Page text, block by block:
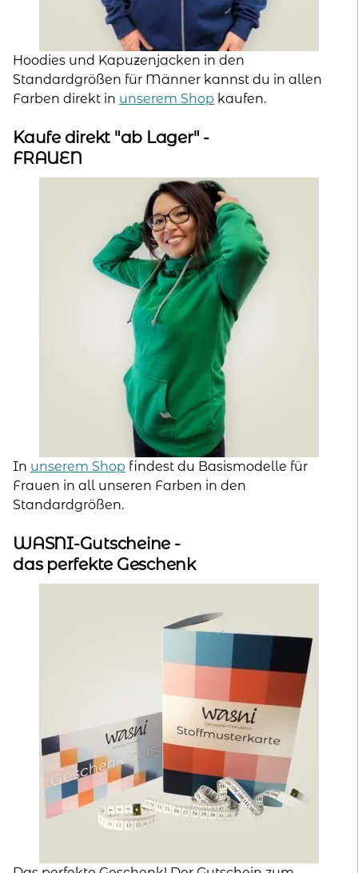
Hoodies und Kapuzenjacken in den
Standardgrößen für Männer kannst du in allen
Farben direkt in unserem Shop kaufen.
Kaufe direkt "ab Lager" -
FRAUEN
In unserem Shop findest du Basismodelle für
Frauen in all unseren Farben in den
Standardgrößen.
WASNI-Gutscheine -
das perfekte Geschenk